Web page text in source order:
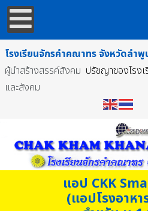
โรงเรียนจักรคำคณาทร จังหวัดลำพู
ผู้นำสร้างสรรค์สังคม ปรัชญาของโรงเ
และสังคม
แอป CKK
(แอปโรงอาหา